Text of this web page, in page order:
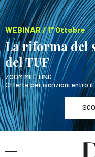
WEBINAR / 1° Ottobre
La riforma del
del TUF
ZOOM MEETING
Offerte per iscrizioni entro il